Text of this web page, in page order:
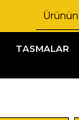
TASMALAR